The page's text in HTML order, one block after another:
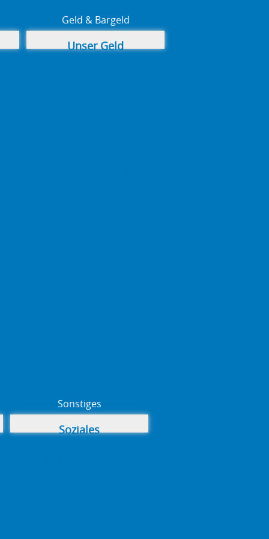
Geld & Bargeld
Unser Geld
Sonstiges
Soziales